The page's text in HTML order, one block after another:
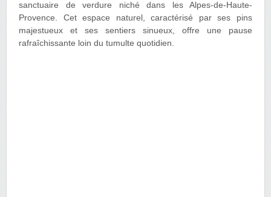
sanctuaire de verdure niché dans les Alpes-de-Haute-
Provence. Cet espace naturel, caractérisé par ses pins
majestueux et ses sentiers sinueux, offre une pause
rafraîchissante loin du tumulte quotidien.